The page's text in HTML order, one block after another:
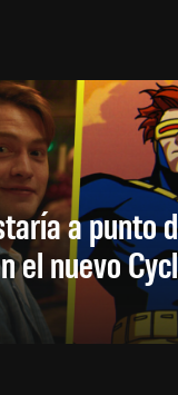
a punto
el nuevo